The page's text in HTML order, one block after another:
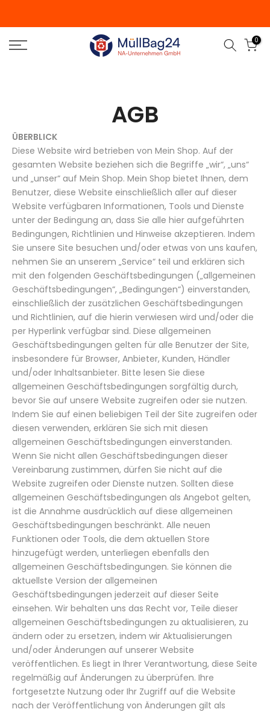
Inhalt
springen
0
AGB
ÜBERBLICK
Diese Website wird betrieben von Mein Shop. Auf der
gesamten Website beziehen sich die Begriffe „wir“, „uns“
und „unser“ auf Mein Shop. Mein Shop bietet Ihnen, dem
Benutzer, diese Website einschließlich aller auf dieser
Website verfügbaren Informationen, Tools und Dienste
unter der Bedingung an, dass Sie alle hier aufgeführten
Bedingungen, Richtlinien und Hinweise akzeptieren. Indem
Sie unsere Site besuchen und/oder etwas von uns kaufen,
nehmen Sie an unserem „Service“ teil und erklären sich
mit den folgenden Geschäftsbedingungen („allgemeinen
Geschäftsbedingungen“, „Bedingungen“) einverstanden,
einschließlich der zusätzlichen Geschäftsbedingungen
und Richtlinien, auf die hierin verwiesen wird und/oder die
per Hyperlink verfügbar sind. Diese allgemeinen
Geschäftsbedingungen gelten für alle Benutzer der Site,
insbesondere für Browser, Anbieter, Kunden, Händler
und/oder Inhaltsanbieter. Bitte lesen Sie diese
allgemeinen Geschäftsbedingungen sorgfältig durch,
bevor Sie auf unsere Website zugreifen oder sie nutzen.
Indem Sie auf einen beliebigen Teil der Site zugreifen oder
diesen verwenden, erklären Sie sich mit diesen
allgemeinen Geschäftsbedingungen einverstanden.
Wenn Sie nicht allen Geschäftsbedingungen dieser
Vereinbarung zustimmen, dürfen Sie nicht auf die
Website zugreifen oder Dienste nutzen. Sollten diese
allgemeinen Geschäftsbedingungen als Angebot gelten,
ist die Annahme ausdrücklich auf diese allgemeinen
Geschäftsbedingungen beschränkt. Alle neuen
Funktionen oder Tools, die dem aktuellen Store
hinzugefügt werden, unterliegen ebenfalls den
allgemeinen Geschäftsbedingungen. Sie können die
aktuellste Version der allgemeinen
Geschäftsbedingungen jederzeit auf dieser Seite
einsehen. Wir behalten uns das Recht vor, Teile dieser
allgemeinen Geschäftsbedingungen zu aktualisieren, zu
ändern oder zu ersetzen, indem wir Aktualisierungen
und/oder Änderungen auf unserer Website
veröffentlichen. Es liegt in Ihrer Verantwortung, diese Seite
regelmäßig auf Änderungen zu überprüfen. Ihre
fortgesetzte Nutzung oder Ihr Zugriff auf die Website
nach der Veröffentlichung von Änderungen gilt als